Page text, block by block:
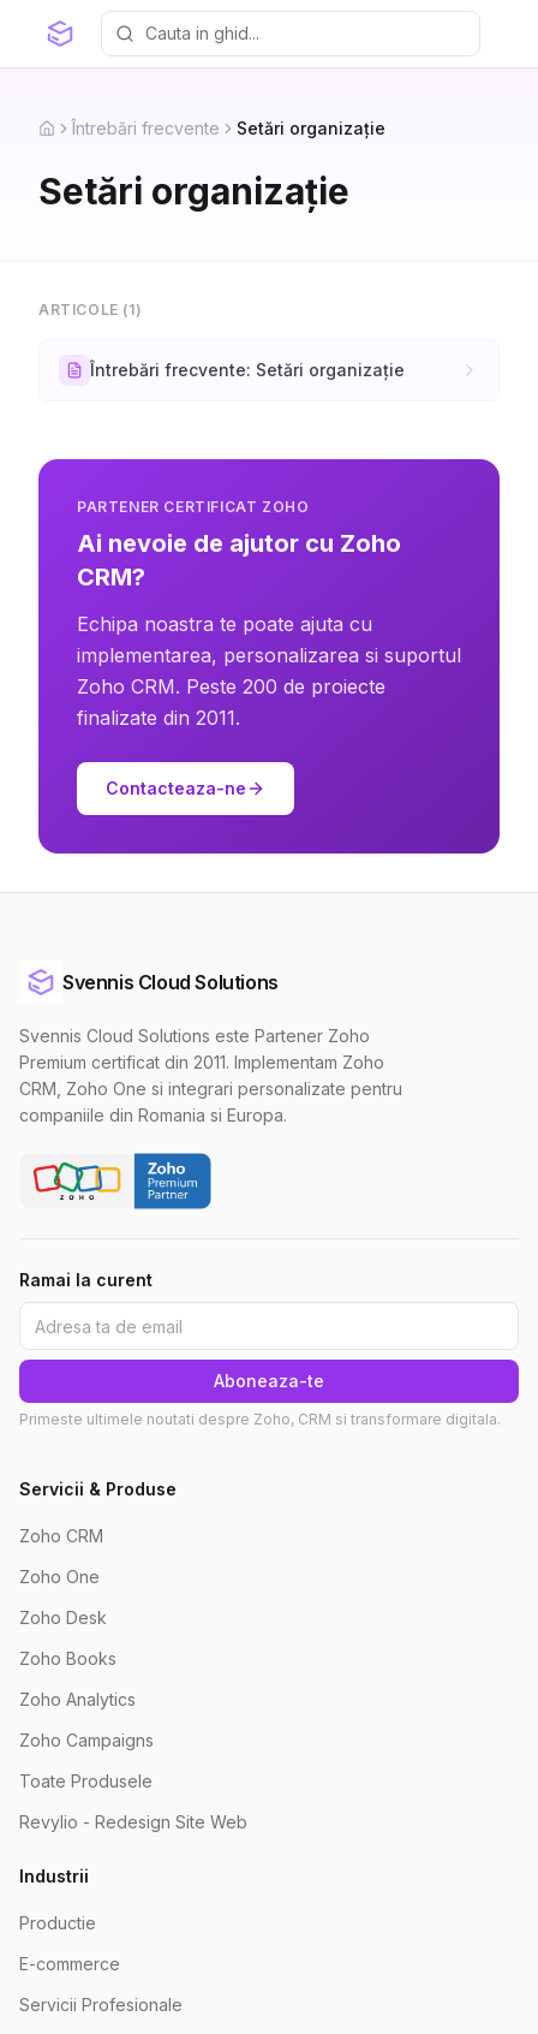
HomeÎntrebări frecvente Setări organizație
Setări organizație
ARTICOLE (1)
Întrebări frecvente: Setări organizație
PARTENER CERTIFICAT ZOHO
Ai nevoie de ajutor cu Zoho
CRM?
Echipa noastra te poate ajuta cu
implementarea, personalizarea si suportul
Zoho CRM. Peste 200 de proiecte
finalizate din 2011.
Contacteaza-ne
Svennis Cloud Solutions
Svennis Cloud Solutions este Partener Zoho
Premium certificat din 2011. Implementam Zoho
CRM, Zoho One si integrari personalizate pentru
companiile din Romania si Europa.
Ramai la curent
Aboneaza-te
Primeste ultimele noutati despre Zoho, CRM si transformare digitala.
Servicii & Produse
Zoho CRM
Zoho One
Zoho Desk
Zoho Books
Zoho Analytics
Zoho Campaigns
Toate Produsele
Revylio - Redesign Site Web
Industrii
Productie
E-commerce
Servicii Profesionale